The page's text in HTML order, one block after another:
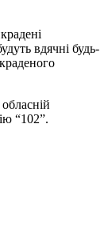
вдячні будь-
“102”.